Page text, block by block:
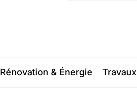
Rénovation & Énergie Travaux